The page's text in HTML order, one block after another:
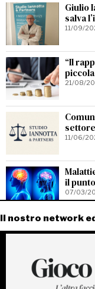
Giulio
salva
11/09/
“Il
21/08/
11/06/
il
07/03/
Il nostro network